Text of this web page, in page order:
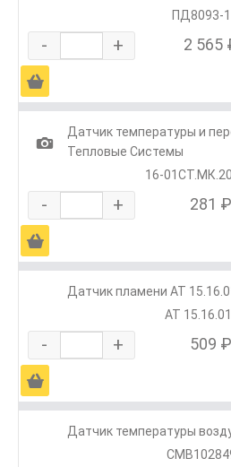
ПД8093-1
- + 2 565
Ä
1
Датчик температуры и
Тепловые Системы
16-
- + 281 ₽
Ä
Датчик пламени АТ
АТ
- + 509 ₽
Ä
Датчик температуры